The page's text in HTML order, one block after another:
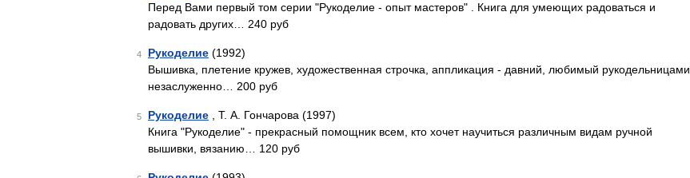
Перед Вами первый том серии "Рукоделие - опыт мастеров" . Книга для умеющих радоваться и
радовать других… 240 руб
4 Рукоделие (1992)
Вышивка, плетение кружев, художественная строчка, аппликация - давний, любимый рукодельницами,
незаслуженно… 200 руб
5 Рукоделие , Т. А. Гончарова (1997)
Книга "Рукоделие" - прекрасный помощник всем, кто хочет научиться различным видам ручной
вышивки, вязанию… 120 руб